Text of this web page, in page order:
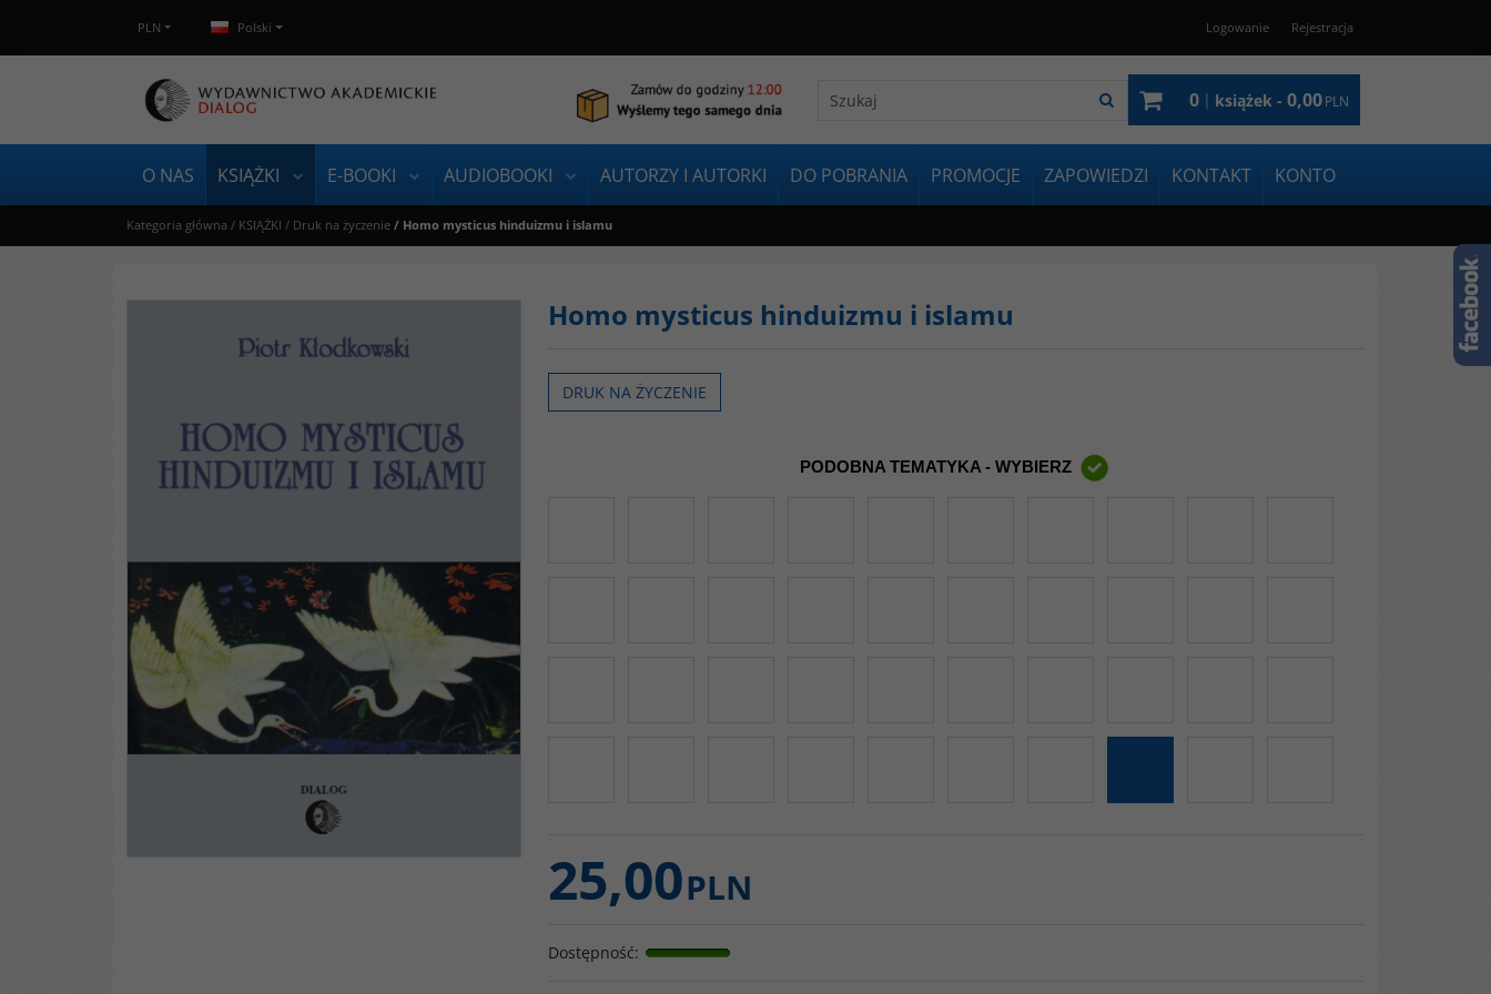
PLN Polski Logowanie Rejestracja
0 | książek - 0,00PLN
O NAS KSIĄŻKI E-BOOKI AUDIOBOOKI AUTORZY I AUTORKI DO POBRANIA PROMOCJE ZAPOWIEDZI KONTAKT KONTO
Kategoria główna / KSIĄŻKI / Druk na życzenie / Homo mysticus hinduizmu i islamu
Homo mysticus hinduizmu i islamu
DRUK NA ŻYCZENIE
PODOBNA TEMATYKA - WYBIERZ
25,00PLN
Dostępność: